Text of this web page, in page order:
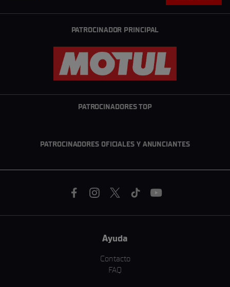
PATROCINADOR PRINCIPAL
PATROCINADORES TOP
PATROCINADORES OFICIALES Y ANUNCIANTES
Ayuda
Contacto
FAQ